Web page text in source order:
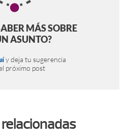
MÁS SOBRE
ASUNTO?
y deja tu sugerencia
próximo post